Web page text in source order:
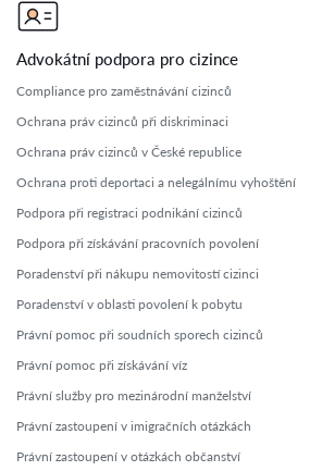
Advokátní podpora pro cizince
Compliance pro zaměstnávání cizinců
Ochrana práv cizinců při diskriminaci
Ochrana práv cizinců v České republice
Ochrana proti deportaci a nelegálnímu vyhoštění
Podpora při registraci podnikání cizinců
Podpora při získávání pracovních povolení
Poradenství při nákupu nemovitostí cizinci
Poradenství v oblasti povolení k pobytu
Právní pomoc při soudních sporech cizinců
Právní pomoc při získávání víz
Právní služby pro mezinárodní manželství
Právní zastoupení v imigračních otázkách
Právní zastoupení v otázkách občanství